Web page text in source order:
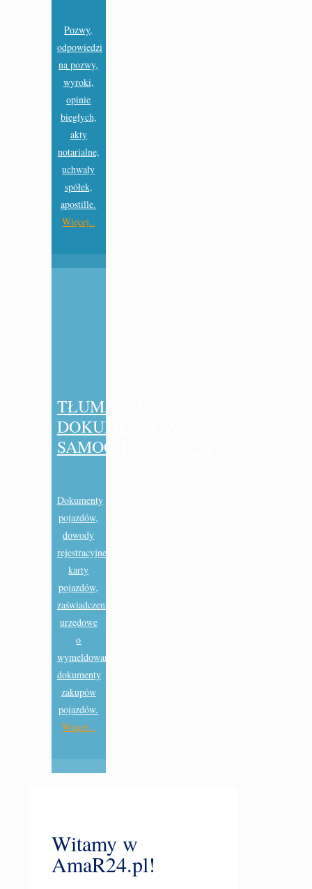
Pozwy,
odpowiedzi
na pozwy,
wyroki,
opinie
biegłych,
akty
notarialne,
uchwały
spółek,
apostille.
Więcej..
TŁUMACZENIA
DOKUMENTÓW
SAMOCHODOWYCH
Dokumenty
pojazdów,
dowody
rejestracyjne,
karty
pojazdów,
zaświadczenia
urzędowe
o
wymeldowaniu,
dokumenty
zakupów
pojazdów.
Więcej..
Witamy w
AmaR24.pl!